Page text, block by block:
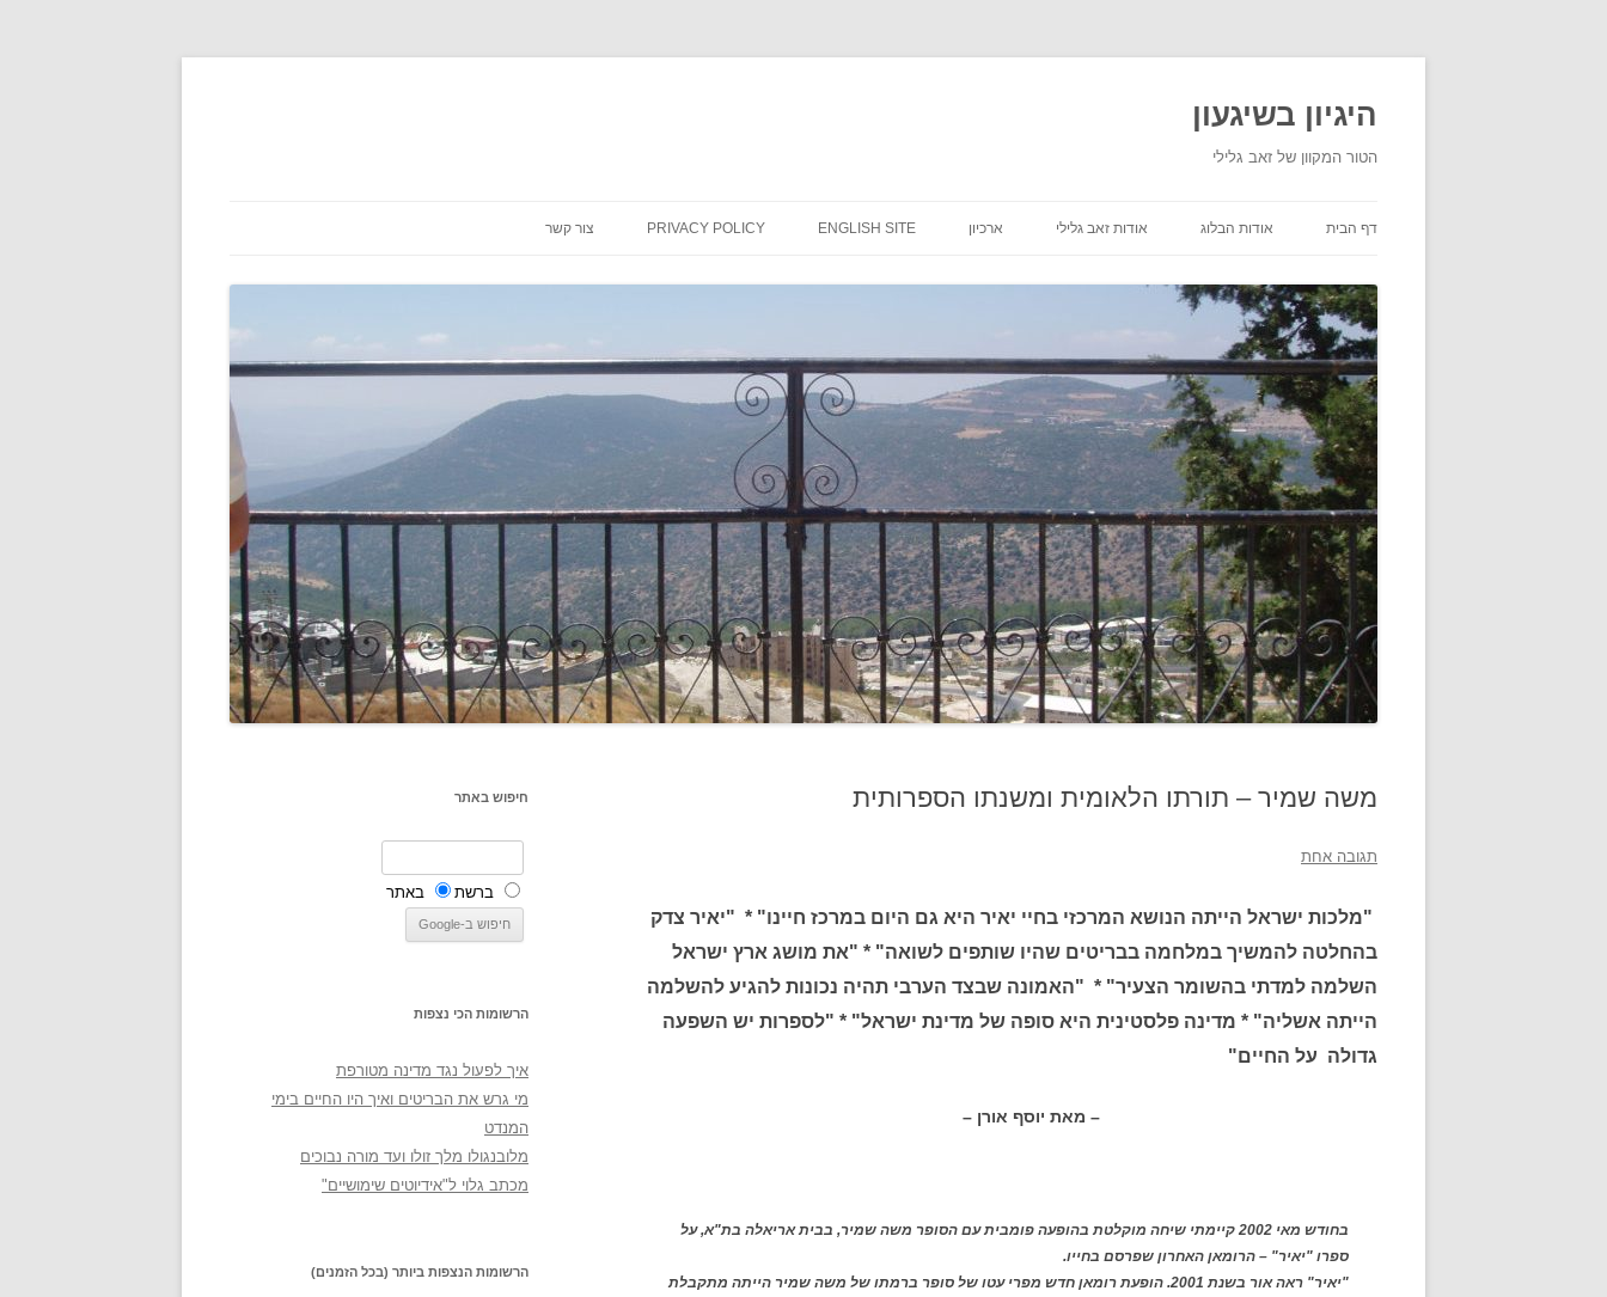
היגיון בשיגעון
הטור המקוון של זאב גלילי
דף הבית אודות הבלוג אודות זאב גלילי ארכיון ENGLISH SITE
PRIVACY POLICY צור קשר
משה שמיר – תורתו הלאומית ומשנתו הספרותית
תגובה אחת
"מלכות ישראל הייתה הנושא המרכזי בחיי יאיר היא גם היום במרכז חיינו" * "יאיר צדק
בהחלטה להמשיך במלחמה בבריטים שהיו שותפים לשואה" * "את מושג ארץ ישראל
השלמה למדתי בהשומר הצעיר" * "האמונה שבצד הערבי תהיה נכונות להגיע להשלמה
הייתה אשליה" * מדינה פלסטינית היא סופה של מדינת ישראל" * "לספרות יש השפעה
גדולה על החיים"
– מאת יוסף אורן –
בחודש מאי 2002 קיימתי שיחה מוקלטת בהופעה פומבית עם הסופר משה שמיר, בבית אריאלה בת"א, על
ספרו "יאיר" – הרומאן האחרון שפרסם בחייו.
"יאיר" ראה אור בשנת 2001. הופעת רומאן חדש מפרי עטו של סופר ברמתו של משה שמיר הייתה מתקבלת
חיפוש באתר
ברשת באתר
הרשומות הכי נצפות
איך לפעול נגד מדינה מטורפת
מי גרש את הבריטים ואיך היו החיים בימי
המנדט
מלובנגולו מלך זולו ועד מורה נבוכים
מכתב גלוי ל"אידיוטים שימושיים"
הרשומות הנצפות ביותר (בכל הזמנים)